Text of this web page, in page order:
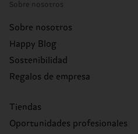
Sobre nosotros
Sobre nosotros
Happy Blog
Sostenibilidad
Regalos de empresa
Tiendas
Oportunidades profesionales